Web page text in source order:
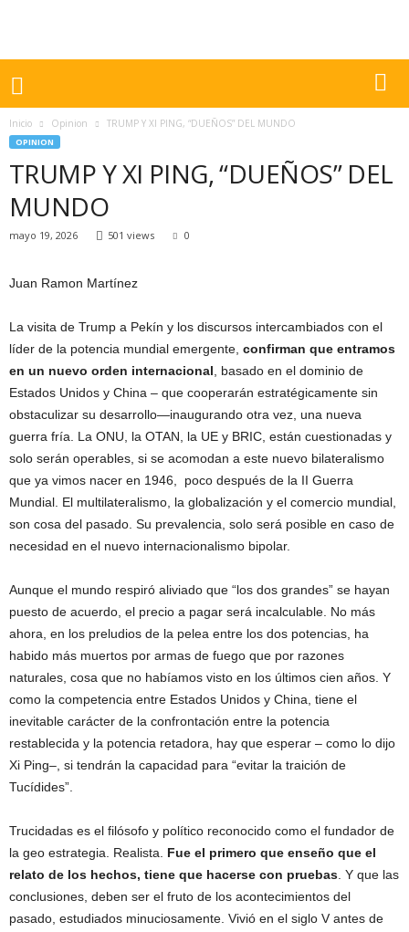
Inicio Opinion TRUMP Y XI PING, “DUEÑOS” DEL MUNDO
OPINION
TRUMP Y XI PING, “DUEÑOS” DEL
MUNDO
mayo 19, 2026 501 views 0
Juan Ramon Martínez
La visita de Trump a Pekín y los discursos intercambiados con el
líder de la potencia mundial emergente, confirman que entramos
en un nuevo orden internacional , basado en el dominio de
Estados Unidos y China – que cooperarán estratégicamente sin
obstaculizar su desarrollo—inaugurando otra vez, una nueva
guerra fría. La ONU, la OTAN, la UE y BRIC, están cuestionadas y
solo serán operables, si se acomodan a este nuevo bilateralismo
que ya vimos nacer en 1946, poco después de la II Guerra
Mundial. El multilateralismo, la globalización y el comercio mundial,
son cosa del pasado. Su prevalencia, solo será posible en caso de
necesidad en el nuevo internacionalismo bipolar.
Aunque el mundo respiró aliviado que “los dos grandes” se hayan
puesto de acuerdo, el precio a pagar será incalculable. No más
ahora, en los preludios de la pelea entre los dos potencias, ha
habido más muertos por armas de fuego que por razones
naturales, cosa que no habíamos visto en los últimos cien años. Y
como la competencia entre Estados Unidos y China, tiene el
inevitable carácter de la confrontación entre la potencia
restablecida y la potencia retadora, hay que esperar – como lo dijo
Xi Ping–, si tendrán la capacidad para “evitar la traición de
Tucídides”.
Trucidadas es el filósofo y político reconocido como el fundador de
la geo estrategia. Realista. Fue el primero que enseño que el
relato de los hechos, tiene que hacerse con pruebas . Y que las
conclusiones, deben ser el fruto de los acontecimientos del
pasado, estudiados minuciosamente. Vivió en el siglo V antes de